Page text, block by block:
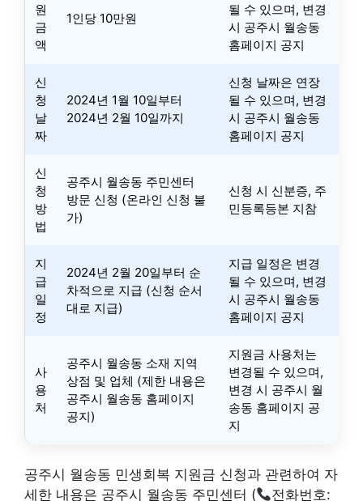
원
금
액
1인당 10만원
될 수 있으며, 변경
시 공주시 월송동
홈페이지 공지
신
청
날
짜
2024년 1월 10일부터
2024년 2월 10일까지
신청 날짜은 연장
될 수 있으며, 변경
시 공주시 월송동
홈페이지 공지
신
청
방
법
공주시 월송동 주민센터
방문 신청 (온라인 신청 불
가)
신청 시 신분증, 주
민등록등본 지참
지
급
일
정
2024년 2월 20일부터 순
차적으로 지급 (신청 순서
대로 지급)
지급 일정은 변경
될 수 있으며, 변경
시 공주시 월송동
홈페이지 공지
사
용
처
공주시 월송동 소재 지역
상점 및 업체 (제한 내용은
공주시 월송동 홈페이지
공지)
지원금 사용처는
변경될 수 있으며,
변경 시 공주시 월
송동 홈페이지 공
지
공주시 월송동 민생회복 지원금 신청과 관련하여 자
세한 내용은 공주시 월송동 주민센터 (
전화번호: